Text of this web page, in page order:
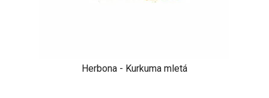
Herbona - Kurkuma mletá